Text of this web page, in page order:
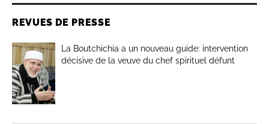
REVUES DE PRESSE
La Boutchichia a un nouveau guide: intervention
décisive de la veuve du chef spirituel défunt